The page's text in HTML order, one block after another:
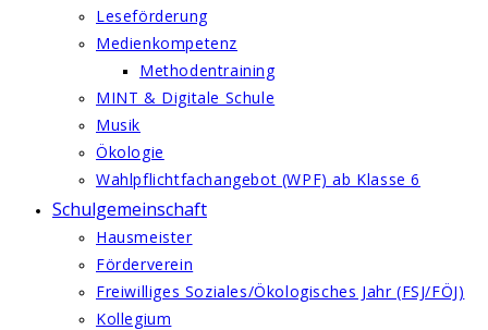
Leseförderung
Medienkompetenz
Methodentraining
MINT & Digitale Schule
Musik
Ökologie
Wahlpflichtfachangebot (WPF) ab Klasse 6
Schulgemeinschaft
Hausmeister
Förderverein
Freiwilliges Soziales/Ökologisches Jahr (FSJ/FÖJ)
Kollegium